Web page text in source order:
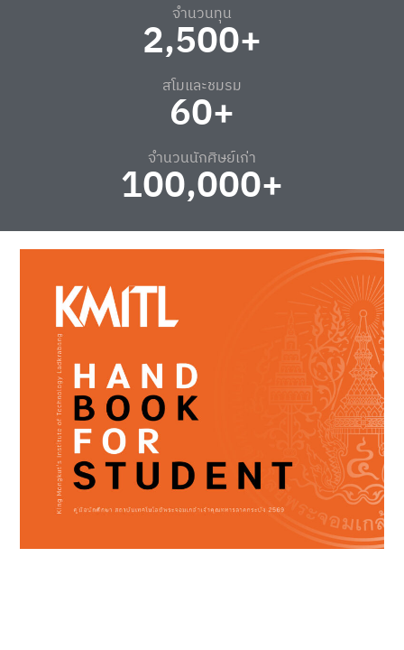
จำนวนทุน
2,500+
สโมและชมรม
60+
จำนวนนักศิษย์เก่า
100,000+